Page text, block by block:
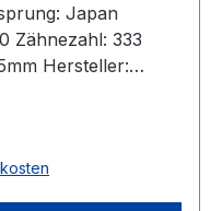
Japan
Zähnezahl: 333
Hersteller:
Listenpreis =